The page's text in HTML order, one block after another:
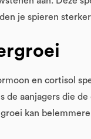
je spieren
en cortisol
de aanjagers die
kan